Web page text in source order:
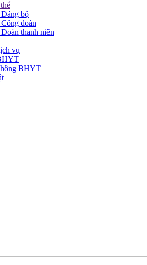
bộ
đoàn
thanh niên
vụ
BHYT